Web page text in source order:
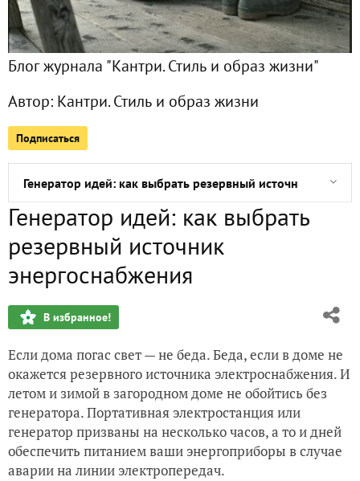
Блог журнала "Кантри. Стиль и образ жизни"
Автор: Кантри. Стиль и образ жизни
Подписаться
Момент пробуждения: как раскрываются почки у разных
Раскрашенные природой: натуральные красители для
А будни здесь — Суровые: как живут российские фермеры
"Кантри" на экоферме "Ваньково"
Генератор идей: как выбрать резервный источник
Самый первый витамин: рецепты с черемшой
Вышел новый номер "Кантри"!
Давайте дружить с "Кантри"
Генератор идей: как выбрать
резервный источник
энергоснабжения
В избранное!
Если дома погас свет — не беда. Беда, если в доме не
окажется резервного источника электроснабжения. И
летом и зимой в загородном доме не обойтись без
генератора. Портативная электростанция или
генератор призваны на несколько часов, а то и дней
обеспечить питанием ваши энергоприборы в случае
аварии на линии электропередач.